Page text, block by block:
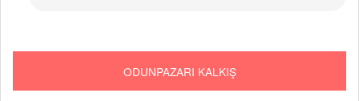
ODUNPAZARI KALKIŞ